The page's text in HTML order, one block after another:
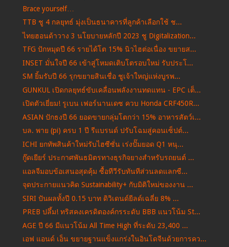
Brace yourself…
TTB ชู 4 กลยุทธ์ มุ่งเป็นธนาคารที่ลูกค้าเลือกใช้ ช...
ไทยฮอนด้าวาง 3 นโยบายหลักปี 2023 ชู Digitalization...
TFG ปักหมุดปี 66 รายได้โต 15% นิวไฮต่อเนื่อง ขยายส...
INSET มั่นใจปี 66 เข้าสู่โหมดเติบโตรอบใหม่ รับประโ...
SM ยิ้มรับปี 66 รุกขยายสินเชื่อ ชูเจ้าใหญ่แห่งบูรพ...
GUNKUL เปิดกลยุทธ์ขับเคลื่อนพลังงานทดแทน - EPC เต็...
เปิดตัวเยี่ยม! รูเบน เฟอร์นานเดซ ควบ Honda CRF450R...
ASIAN ปักธงปี 66 ยอดขายกลุ่มโตกว่า 15% อาหารสัตว์เ...
บล. พาย (pi) ครบ 1 ปี รีแบรนด์ ปรับโฉมสู่คอนเซ็ปต์...
ICHI ยกทัพสินค้าใหม่รับไฮซีซั่น เร่งปั๊มยอด Q1 หนุ...
กู๊ดเยียร์ ประกาศพันธมิตรทางธุรกิจยางสำหรับรถยนต์ ...
แอลจีมอบข้อเสนอสุดคุ้ม ซื้อทีวีรับทันทีส่วนลดแลกซื...
จุดประกายแนวคิด Sustainability+ กับมิติใหม่ของงาน ...
SIRI ปันผลทั้งปี 0.15 บาท ดิวิเดนด์ยีลด์เฉลี่ย 8% ...
PREB ปลึ้ม! ทริสคงเครดิตองค์กรระดับ BBB แนวโน้ม St...
AGE ปี 66 มีแนวโน้ม All Time High ที่ระดับ 23,400 ...
เอฟ แอนด์ เอ็น ขยายฐานแข็งแกร่งในอินโดจีนด้วยการคว...